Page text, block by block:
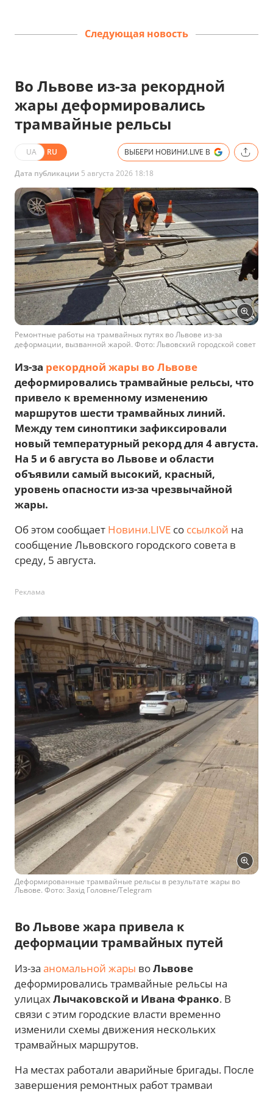
Следующая новость
Во Львове из-за рекордной
жары деформировались
трамвайные рельсы
UA RU ВЫБЕРИ НОВИНИ.LIVE В
Дата публикации 5 августа 2026 18:18
Ремонтные работы на трамвайных путях во Львове из-за
деформации, вызванной жарой. Фото: Львовский городской совет
Из-за рекордной жары во Львове
деформировались трамвайные рельсы, что
привело к временному изменению
маршрутов шести трамвайных линий.
Между тем синоптики зафиксировали
новый температурный рекорд для 4 августа.
На 5 и 6 августа во Львове и области
объявили самый высокий, красный,
уровень опасности из-за чрезвычайной
жары.
Об этом сообщает Новини.LIVE со ссылкой на
сообщение Львовского городского совета в
среду, 5 августа.
Реклама
Деформированные трамвайные рельсы в результате жары во
Львове. Фото: Захід Головне/Telegram
Во Львове жара привела к
деформации трамвайных путей
Из-за аномальной жары воЛьвове
деформировались трамвайные рельсы на
улицахЛычаковской и Ивана Франко. В
связи с этим городские власти временно
изменили схемы движения нескольких
трамвайных маршрутов.
На местах работали аварийные бригады. После
завершения ремонтных работ трамваи